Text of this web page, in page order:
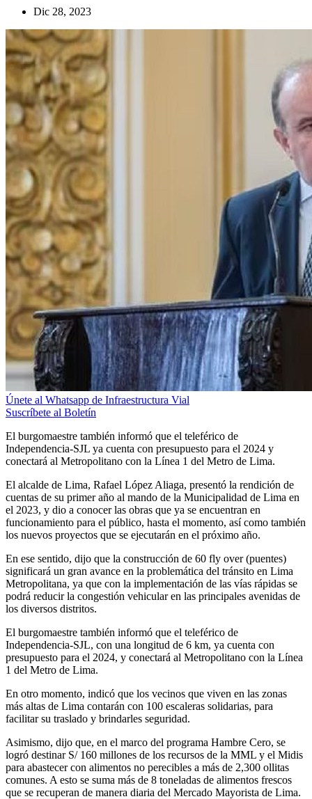
Dic 28, 2023
Únete al Whatsapp de Infraestructura Vial
Suscríbete al Boletín
El burgomaestre también informó que el teleférico de
Independencia-SJL ya cuenta con presupuesto para el 2024 y
conectará al Metropolitano con la Línea 1 del Metro de Lima.
El alcalde de Lima, Rafael López Aliaga, presentó la rendición de
cuentas de su primer año al mando de la Municipalidad de Lima en
el 2023, y dio a conocer las obras que ya se encuentran en
funcionamiento para el público, hasta el momento, así como también
los nuevos proyectos que se ejecutarán en el próximo año.
En ese sentido, dijo que la construcción de 60 fly over (puentes)
significará un gran avance en la problemática del tránsito en Lima
Metropolitana, ya que con la implementación de las vías rápidas se
podrá reducir la congestión vehicular en las principales avenidas de
los diversos distritos.
El burgomaestre también informó que el teleférico de
Independencia-SJL, con una longitud de 6 km, ya cuenta con
presupuesto para el 2024, y conectará al Metropolitano con la Línea
1 del Metro de Lima.
En otro momento, indicó que los vecinos que viven en las zonas
más altas de Lima contarán con 100 escaleras solidarias, para
facilitar su traslado y brindarles seguridad.
Asimismo, dijo que, en el marco del programa Hambre Cero, se
logró destinar S/ 160 millones de los recursos de la MML y el Midis
para abastecer con alimentos no perecibles a más de 2,300 ollitas
comunes. A esto se suma más de 8 toneladas de alimentos frescos
que se recuperan de manera diaria del Mercado Mayorista de Lima.